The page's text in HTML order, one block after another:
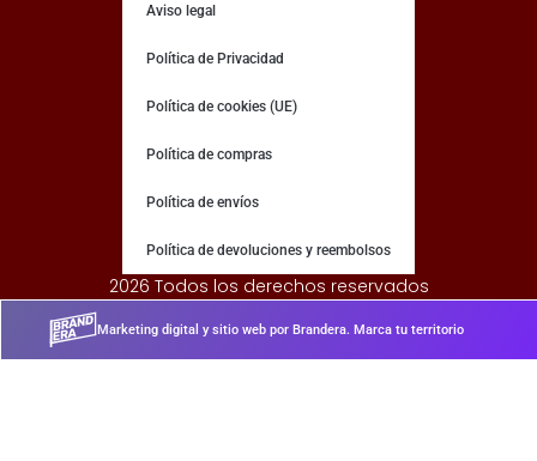
Aviso legal
Política de Privacidad
Política de cookies (UE)
Política de compras
Política de envíos
Política de devoluciones y reembolsos
2026 Todos los derechos reservados
Marketing digital y sitio web por Brandera. Marca tu territorio